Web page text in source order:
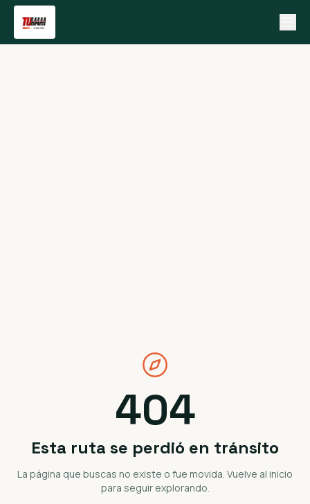
404
Esta ruta se perdió en tránsito
La página que buscas no existe o fue movida. Vuelve al inicio
para seguir explorando.